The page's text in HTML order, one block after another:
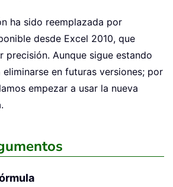
ha sido reemplazada por
desde Excel 2010, que
precisión. Aunque sigue estando
en futuras versiones; por
empezar a usar la nueva